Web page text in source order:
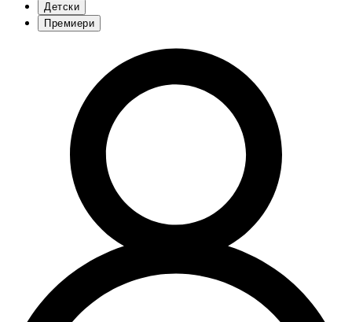
Детски
Премиери